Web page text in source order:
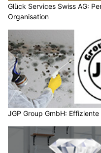
Glück Services Swiss AG:
Organisation
JGP Group GmbH: